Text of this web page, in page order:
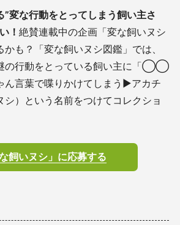
”変な行動をとってしまう飼い主さ
！ 絶賛連載中の企画「変な飼いヌシ
も？「変な飼いヌシ図鑑」では、
の行動をとっている飼い主に「◯◯
ん言葉で喋りかけてしまう▶︎アカチ
） という名前をつけてコレクショ
な飼いヌシ」に応募する